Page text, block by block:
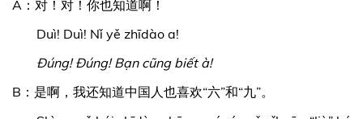
A：对！对！你也知道啊！
Duì! Duì! Nǐ yě zhīdào a!
Đúng! Đúng! Bạn cũng biết à!
B：是啊，我还知道中国人也喜欢“六”和“九”。